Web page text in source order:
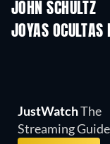
JOHN SCHULTZ
JOYAS
JustWatchThe
Streaming Guide